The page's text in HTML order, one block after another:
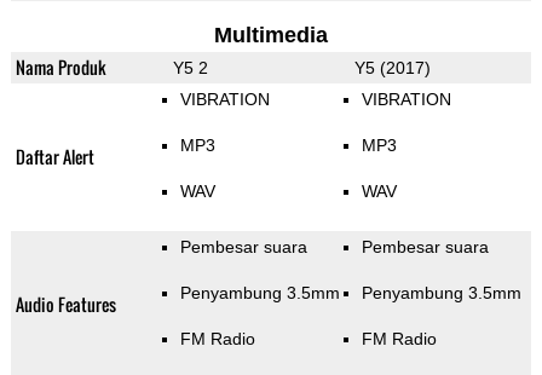
Multimedia
Nama Produk Y5 2 Y5 (2017)
Daftar Alert
VIBRATION
MP3
WAV
VIBRATION
MP3
WAV
Audio Features
Pembesar suara
Penyambung 3.5mm
FM Radio
Pembesar suara
Penyambung 3.5mm
FM Radio